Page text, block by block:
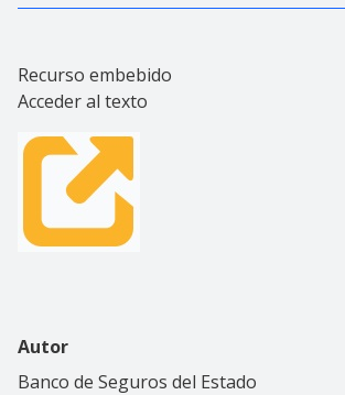
Recurso embebido
Acceder al texto
Autor
Banco de Seguros del Estado